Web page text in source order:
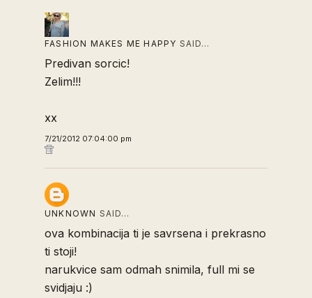
FASHION MAKES ME HAPPY SAID…
Predivan sorcic!
Zelim!!!
xx
7/21/2012 07:04:00 pm
UNKNOWN SAID…
ova kombinacija ti je savrsena i prekrasno
ti stoji!
narukvice sam odmah snimila, full mi se
svidjaju :)